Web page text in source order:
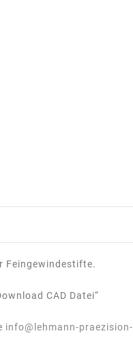
Feingewindestifte.
CAD Datei“
info@lehmann-praezision-